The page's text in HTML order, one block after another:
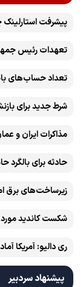
پیشرفت
تعهدات رئیس
تعداد حساب‌های
شرط جدید برای
مذاکرات ایران و
حادثه برای بالگرد
زیرساخت‌های برق
شکست کاندید
ری دالیو: آمریکا
پیشنهاد سردبیر